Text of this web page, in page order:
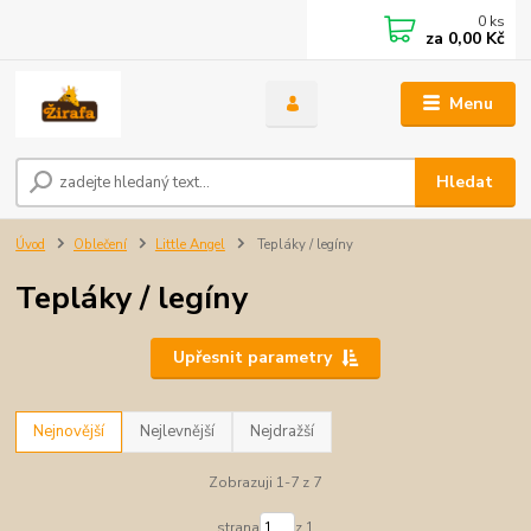
Menu
Hledat
0 ks
za 0,00 Kč
Úvod Oblečení Little Angel Tepláky / legíny
Tepláky / legíny
Upřesnit parametry
Nejnovější Nejlevnější Nejdražší
Zobrazuji 1-7 z 7